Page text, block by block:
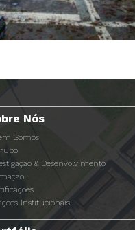
Nós
Somos
& Desenvolvimento
Institucionais